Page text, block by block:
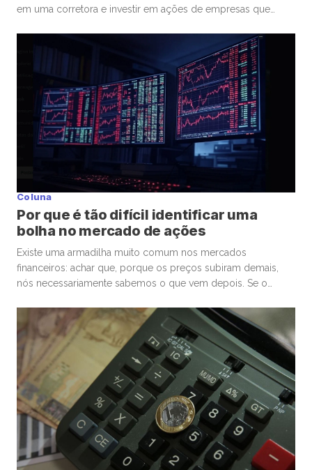
em uma corretora e investir em ações de empresas que
democratizou os investimentos e trouxe milhões de novos
participantes para a bolsa. Mas, junto com essa facilidade,
surgiu um comportamento que […]
Coluna
Por que é tão difícil identificar uma
bolha no mercado de ações
Existe uma armadilha muito comum nos mercados
financeiros: achar que, porque os preços subiram demais,
nós necessariamente sabemos o que vem depois. Se o
talvez ainda mais perigoso seja ter certeza absoluta,
independentemente de ele estar ou não. Nas últimas
semanas, vimos movimentos impressionantes. […]